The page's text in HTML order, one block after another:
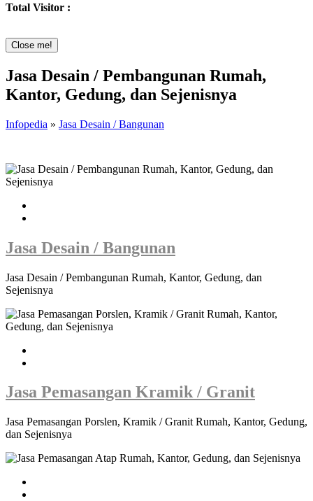
Total Visitor :
Close me!
Jasa Desain / Pembangunan Rumah,
Kantor, Gedung, dan Sejenisnya
Infopedia » Jasa Desain / Bangunan
Jasa Desain / Bangunan
Jasa Desain / Pembangunan Rumah, Kantor, Gedung, dan
Sejenisnya
Jasa Pemasangan Kramik / Granit
Jasa Pemasangan Porslen, Kramik / Granit Rumah, Kantor, Gedung,
dan Sejenisnya